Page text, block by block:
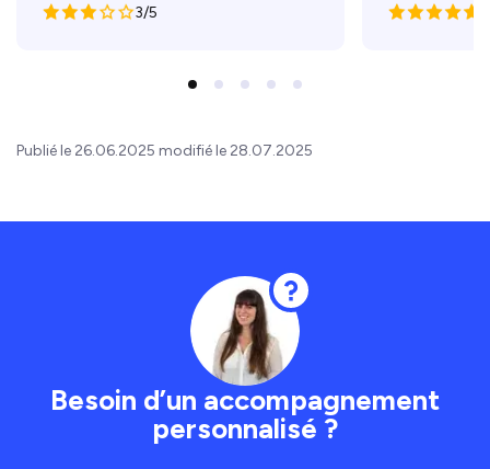
3/5
Publié le 26.06.2025 modifié le 28.07.2025
Besoin d’un accompagnement
personnalisé ?